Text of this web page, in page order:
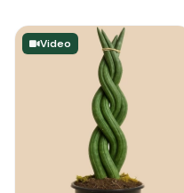
Video